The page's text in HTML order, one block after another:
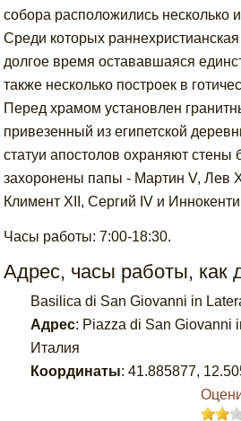
собора расположились несколько
Среди которых
долгое время остававшаяся
также несколько построек в
Перед храмом установлен
привезенный из египетской
статуи апостолов охраняют стены
захоронены папы - Мартин V, Лев
Климент XII, Сергий IV и
Часы работы: 7:00-18:30.
Адрес, часы работы, как
Basilica di San Giovanni in
Адрес: Piazza di San Giovanni
Италия
Координаты: 41.885877,